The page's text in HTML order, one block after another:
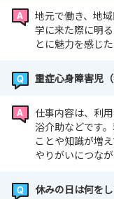
地元で働き、地
学に来た際に明
とに魅力を感じ
重症心身障害児
仕事内容は、利
浴介助などです
ことや知識が増
やりがいにつなが
休みの日は何を